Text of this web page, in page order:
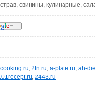
свинины, кулинарные,
, 2fn.ru, a-plate.ru, ah-
, 2443.ru